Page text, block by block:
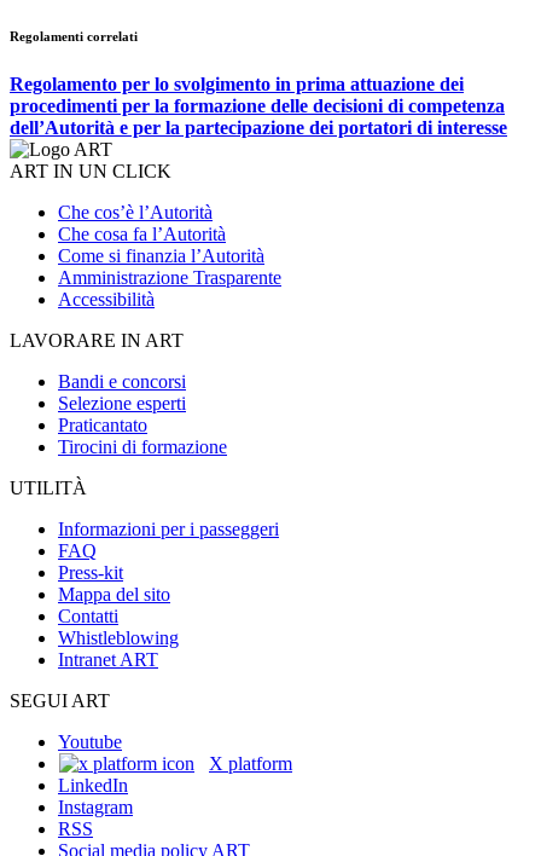
Regolamenti correlati
Regolamento per lo svolgimento in prima attuazione dei
procedimenti per la formazione delle decisioni di competenza
dell’Autorità e per la partecipazione dei portatori di interesse
ART IN UN CLICK
Che cos’è l’Autorità
Che cosa fa l’Autorità
Come si finanzia l’Autorità
Amministrazione Trasparente
Accessibilità
LAVORARE IN ART
Bandi e concorsi
Selezione esperti
Praticantato
Tirocini di formazione
UTILITÀ
Informazioni per i passeggeri
FAQ
Press-kit
Mappa del sito
Contatti
Whistleblowing
Intranet ART
SEGUI ART
Youtube
X platform
LinkedIn
Instagram
RSS
Social media policy ART